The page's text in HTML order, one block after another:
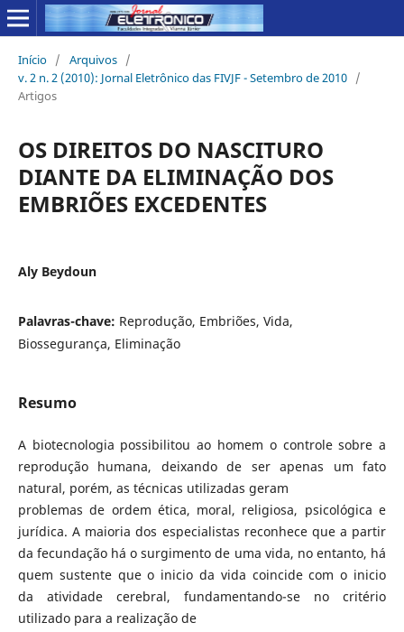
Início / Arquivos /
v. 2 n. 2 (2010): Jornal Eletrônico das FIVJF - Setembro de 2010 /
Artigos
OS DIREITOS DO NASCITURO
DIANTE DA ELIMINAÇÃO DOS
EMBRIÕES EXCEDENTES
Aly Beydoun
Palavras-chave: Reprodução, Embriões, Vida,
Biossegurança, Eliminação
Resumo
A biotecnologia possibilitou ao homem o controle sobre a
reprodução humana, deixando de ser apenas um fato
natural, porém, as técnicas utilizadas geram
problemas de ordem ética, moral, religiosa, psicológica e
jurídica. A maioria dos especialistas reconhece que a partir
da fecundação há o surgimento de uma vida, no entanto, há
quem sustente que o inicio da vida coincide com o inicio
da atividade cerebral, fundamentando-se no critério
utilizado para a realização de